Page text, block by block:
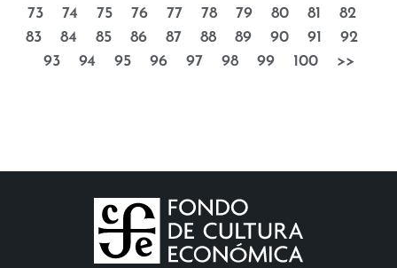
73
74 75 76 77 78 79 80 81
82
83
84 85 86 87 88 89 90 91
92
93
94 95 96 97 98 99 100 >>